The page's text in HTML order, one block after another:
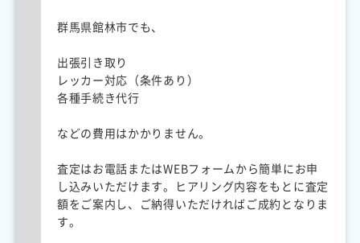
群馬県館林市でも、
出張引き取り
レッカー対応（条件あり）
各種手続き代行
などの費用はかかりません。
査定はお電話またはWEBフォームから簡単にお申
し込みいただけます。ヒアリング内容をもとに査定
額をご案内し、ご納得いただければご成約となりま
す。